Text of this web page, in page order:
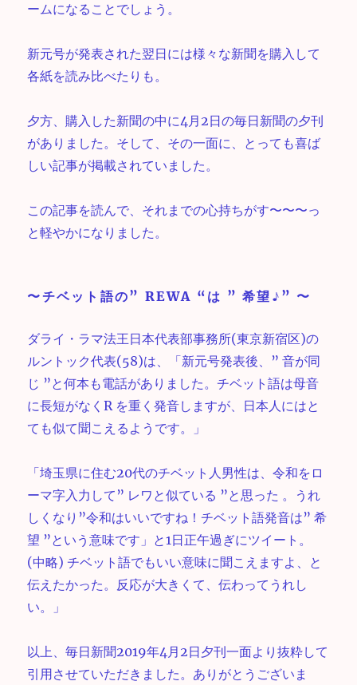
ームになることでしょう。
新元号が発表された翌日には様々な新聞を購入して
各紙を読み比べたりも。
夕方、購入した新聞の中に4月2日の毎日新聞の夕刊
がありました。そして、その一面に、とっても喜ば
しい記事が掲載されていました。
この記事を読んで、それまでの心持ちがす〜〜〜っ
と軽やかになりました。
〜チベット語の” REWA “は ” 希望♪” 〜
ダライ・ラマ法王日本代表部事務所(東京新宿区)の
ルントック代表(58)は、「新元号発表後、” 音が同
じ ”と何本も電話がありました。チベット語は母音
に長短がなくR を重く発音しますが、日本人にはと
ても似て聞こえるようです。」
「埼玉県に住む20代のチベット人男性は、令和をロ
ーマ字入力して” レワと似ている ”と思った 。うれ
しくなり”令和はいいですね！チベット語発音は” 希
望 ”という意味です」と1日正午過ぎにツイート。
(中略) チベット語でもいい意味に聞こえますよ、と
伝えたかった。反応が大きくて、伝わってうれし
い。」
以上、毎日新聞2019年4月2日夕刊一面より抜粋して
引用させていただきました。ありがとうございま